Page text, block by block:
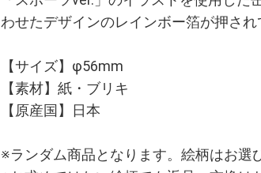
わせたデザインのレインボー箔が押され
【サイズ】φ56mm
【素材】紙・ブリキ
【原産国】日本
※ランダム商品となります。絵柄はお選